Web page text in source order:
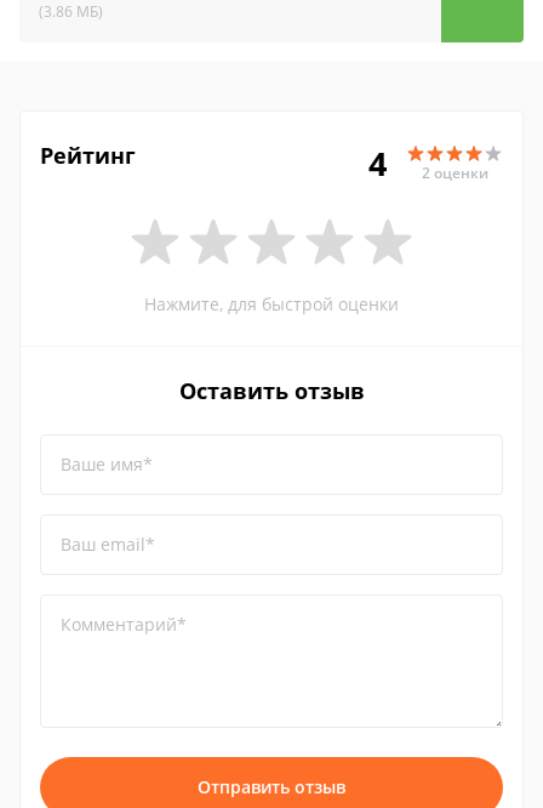
(3.86 МБ)
Рейтинг 4 2 оценки
Нажмите, для быстрой оценки
Оставить отзыв
Ваше имя*
Ваш email*
Комментарий*
Отправить отзыв